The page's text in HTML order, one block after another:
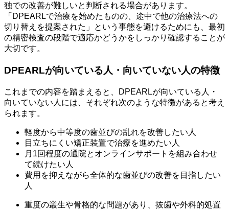
独での改善が難しいと判断される場合があります。
「DPEARLで治療を始めたものの、途中で他の治療法への
切り替えを提案された」という事態を避けるためにも、最初
の精密検査の段階で適応かどうかをしっかり確認することが
大切です。
DPEARLが向いている人・向いていない人の特徴
これまでの内容を踏まえると、DPEARLが向いている人・
向いていない人には、それぞれ次のような特徴があると考え
られます。
軽度から中等度の歯並びの乱れを改善したい人
目立ちにくい矯正装置で治療を進めたい人
月1回程度の通院とオンラインサポートを組み合わせ
て続けたい人
費用を抑えながら全体的な歯並びの改善を目指したい
人
重度の叢生や骨格的な問題があり、抜歯や外科的処置